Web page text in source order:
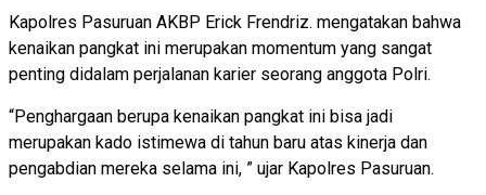
Kapolres Pasuruan AKBP Erick Frendriz. mengatakan bahwa
kenaikan pangkat ini merupakan momentum yang sangat
penting didalam perjalanan karier seorang anggota Polri.
“Penghargaan berupa kenaikan pangkat ini bisa jadi
merupakan kado istimewa di tahun baru atas kinerja dan
pengabdian mereka selama ini, ” ujar Kapolres Pasuruan.